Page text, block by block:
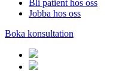
Bli patient hos oss
Jobba hos oss
Boka konsultation